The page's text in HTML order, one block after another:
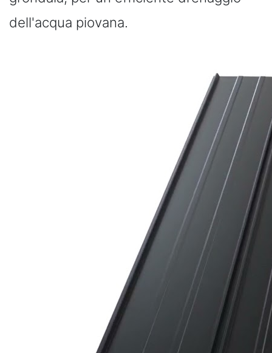
dell'acqua piovana.